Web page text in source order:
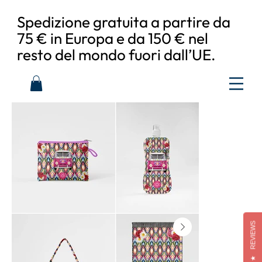
Spedizione gratuita a partire da
75 € in Europa e da 150 € nel
resto del mondo fuori dall’UE.
★
REVIEWS